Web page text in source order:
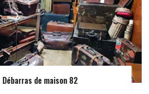
Débarras de maison 82